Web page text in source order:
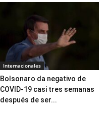
Internacionales
Bolsonaro da negativo de
COVID-19 casi tres semanas
después de ser...